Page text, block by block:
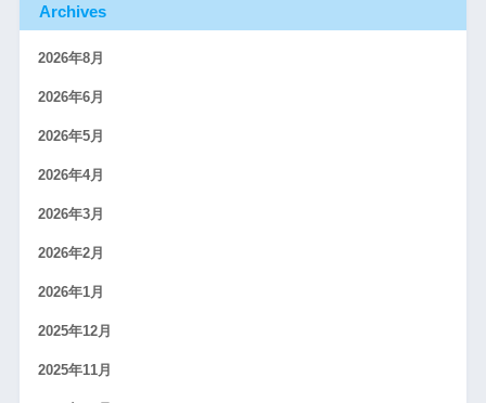
Archives
2026年8月
2026年6月
2026年5月
2026年4月
2026年3月
2026年2月
2026年1月
2025年12月
2025年11月